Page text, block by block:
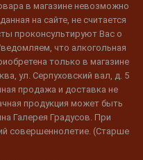
в магазине невозможно
на сайте, не считается
проконсультируют Вас о
что алкогольная
только в магазине
ул. Серпуховский вал, д. 5
продажа и доставка не
продукция может быть
Галерея Градусов. При
совершеннолетие. (Старше